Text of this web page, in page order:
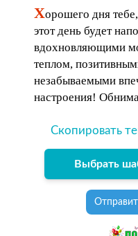
Хорошего дня
этот день будет
вдохновляющими
теплом,
незабываемыми
настроения!
Скопировать
Выбрать